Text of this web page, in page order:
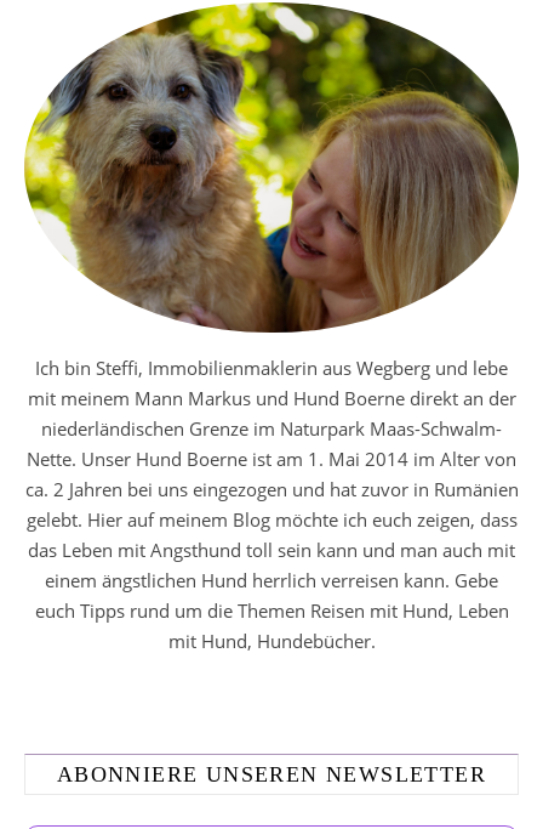
Ich bin Steffi, Immobilienmaklerin aus Wegberg und lebe
mit meinem Mann Markus und Hund Boerne direkt an der
niederländischen Grenze im Naturpark Maas-Schwalm-
Nette. Unser Hund Boerne ist am 1. Mai 2014 im Alter von
ca. 2 Jahren bei uns eingezogen und hat zuvor in Rumänien
gelebt. Hier auf meinem Blog möchte ich euch zeigen, dass
das Leben mit Angsthund toll sein kann und man auch mit
einem ängstlichen Hund herrlich verreisen kann. Gebe
euch Tipps rund um die Themen Reisen mit Hund, Leben
mit Hund, Hundebücher.
ABONNIERE UNSEREN NEWSLETTER